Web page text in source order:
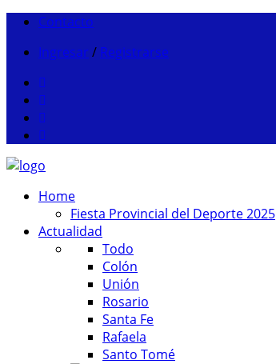
Contacto
Ingresar / Registrarse
Home
Fiesta Provincial del Deporte 2025
Actualidad
Todo
Colón
Unión
Rosario
Santa Fe
Rafaela
Santo Tomé